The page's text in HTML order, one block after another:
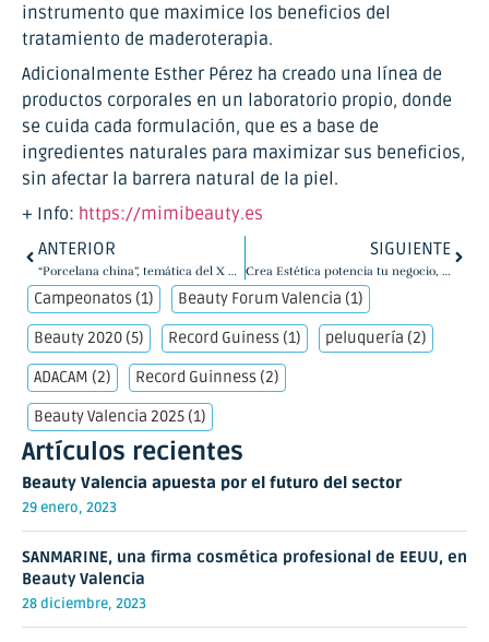
Campeonatos (1) Beauty Forum Valencia (1)
Beauty 2020 (5) Record Guiness (1) peluquería (2)
ADACAM (2) Record Guinness (2)
Beauty Valencia 2025 (1)
instrumento que maximice los beneficios del
tratamiento de maderoterapia.
Adicionalmente Esther Pérez ha creado una línea de
productos corporales en un laboratorio propio, donde
se cuida cada formulación, que es a base de
ingredientes naturales para maximizar sus beneficios,
sin afectar la barrera natural de la piel.
+ Info: https://mimibeauty.es
ANTERIOR
SIGUIENTE
Artículos recientes
Beauty Valencia apuesta por el futuro del sector
29 enero, 2023
SANMARINE, una firma cosmética profesional de EEUU, en
Beauty Valencia
28 diciembre, 2023